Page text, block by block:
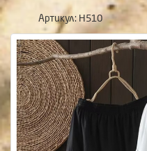
Артикул: Н510